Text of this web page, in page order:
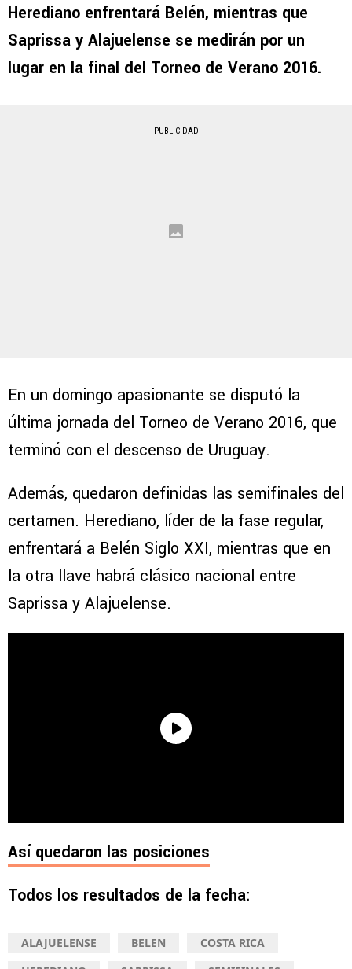
Herediano enfrentará Belén, mientras que
Saprissa y Alajuelense se medirán por un
lugar en la final del Torneo de Verano 2016.
PUBLICIDAD
En un domingo apasionante se disputó la
última jornada del Torneo de Verano 2016, que
terminó con el descenso de Uruguay.
Además, quedaron definidas las semifinales del
certamen. Herediano, líder de la fase regular,
enfrentará a Belén Siglo XXI, mientras que en
la otra llave habrá clásico nacional entre
Saprissa y Alajuelense.
Así quedaron las posiciones
Todos los resultados de la fecha:
ALAJUELENSE BELEN
COSTA RICA